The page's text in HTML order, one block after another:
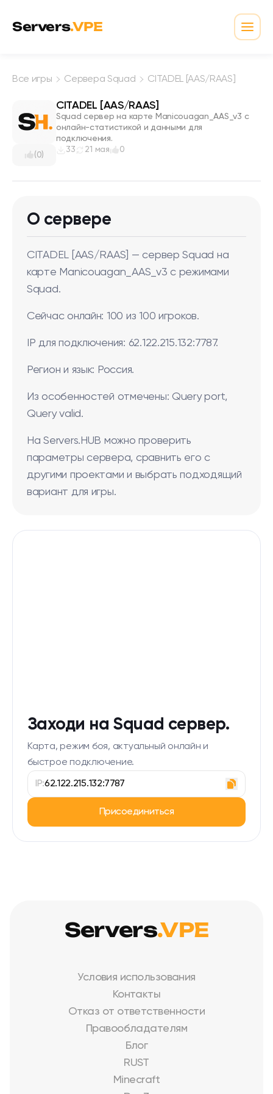
Servers.VPE
Все игры Сервера Squad CITADEL [AAS/RAAS]
(0)
CITADEL [AAS/RAAS]
Squad сервер на карте Manicouagan_AAS_v3 с
онлайн-статистикой и данными для
подключения.
33
21 мая 0
О сервере
CITADEL [AAS/RAAS] — сервер Squad на
карте Manicouagan_AAS_v3 с режимами
Squad.
Сейчас онлайн: 100 из 100 игроков.
IP для подключения: 62.122.215.132:7787.
Регион и язык: Россия.
Из особенностей отмечены: Query port,
Query valid.
На Servers.HUB можно проверить
параметры сервера, сравнить его с
другими проектами и выбрать подходящий
вариант для игры.
Заходи на Squad сервер.
Карта, режим боя, актуальный онлайн и
быстрое подключение.
IP:62.122.215.132:7787
Присоединиться
Условия использования
Контакты
Отказ от ответственности
Правообладателям
Блог
RUST
Minecraft
Servers.VPE